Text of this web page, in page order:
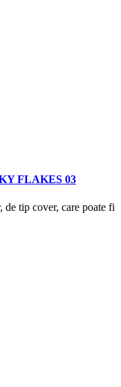
FLAKES 03
de tip cover, care poate fi